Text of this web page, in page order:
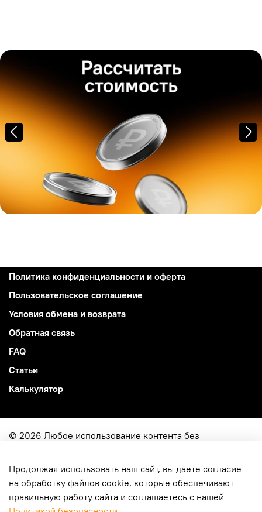
Политика конфиденциальности и оферта
Пользовательское соглашение
Условия обмена и возврата
Обратная связь
FAQ
Статьи
Калькулятор
© 2026 Любое использование контента без
ИП Ярковой Кирилл Юрьевич
ОГРН322774600049515
г. Москва, ул. Молодцова 4-114
Продолжая использовать наш сайт, вы даете согласие
на обработку файлов cookie, которые обеспечивают
правильную работу сайта и соглашаетесь с нашей